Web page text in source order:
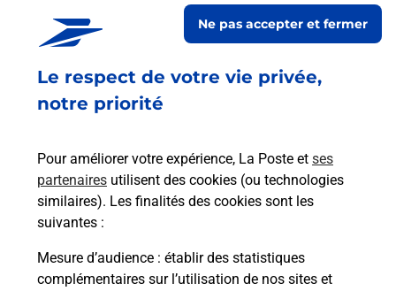
Le respect de votre vie privée,
notre priorité
Pour améliorer votre expérience, La Poste et ses
partenaires utilisent des cookies (ou technologies
similaires). Les finalités des cookies sont les
suivantes :
Mesure d’audience : établir des statistiques
complémentaires sur l’utilisation de nos sites et
Ne pas accepter et fermer
TOTAL ENERGIE SEMAP
ouvre lundi à 08h00
17 AVENUE GABRIEL PERI
13560 SENAS
Malin !
La Poste
en ligne